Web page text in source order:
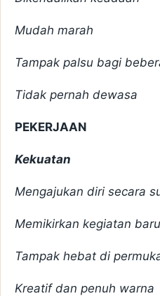
Mudah marah
Tampak palsu bagi
Tidak pernah dewasa
PEKERJAAN
Kekuatan
Mengajukan diri secara
Memikirkan kegiatan baru
Tampak hebat di
Kreatif dan penuh warna